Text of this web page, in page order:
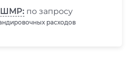
ШМР: по запросу
расходов